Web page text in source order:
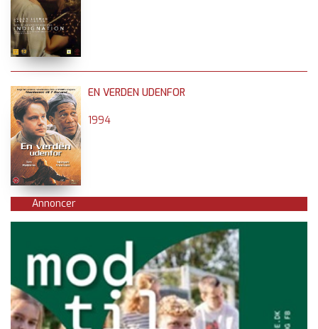
EN VERDEN UDENFOR
1994
Annoncer